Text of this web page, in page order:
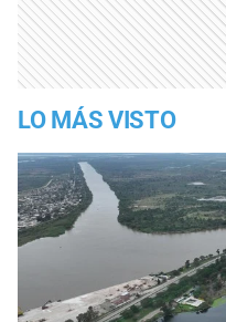
LO MÁS VISTO